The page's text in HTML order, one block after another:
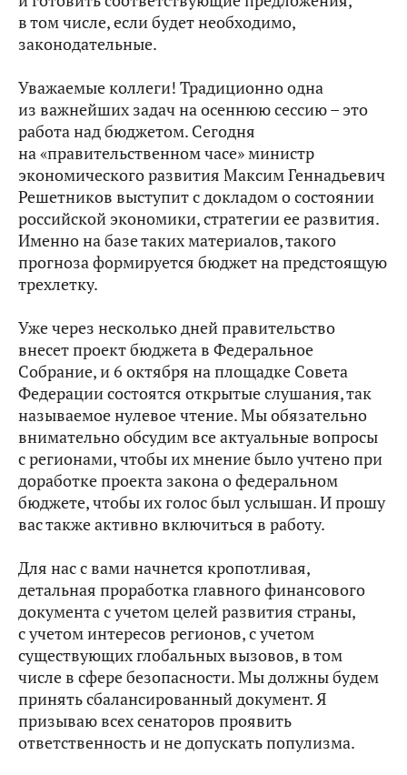
в том числе, если будет необходимо,
законодательные.
Уважаемые коллеги! Традиционно одна
из важнейших задач на осеннюю сессию – это
работа над бюджетом. Сегодня
на «правительственном часе» министр
экономического развития Максим Геннадьевич
Решетников выступит с докладом о состоянии
российской экономики, стратегии ее развития.
Именно на базе таких материалов, такого
прогноза формируется бюджет на предстоящую
трехлетку.
Уже через несколько дней правительство
внесет проект бюджета в Федеральное
Собрание, и 6 октября на площадке Совета
Федерации состоятся открытые слушания, так
называемое нулевое чтение. Мы обязательно
внимательно обсудим все актуальные вопросы
с регионами, чтобы их мнение было учтено при
доработке проекта закона о федеральном
бюджете, чтобы их голос был услышан. И прошу
вас также активно включиться в работу.
Для нас с вами начнется кропотливая,
детальная проработка главного финансового
документа с учетом целей развития страны,
с учетом интересов регионов, с учетом
существующих глобальных вызовов, в том
числе в сфере безопасности. Мы должны будем
принять сбалансированный документ. Я
призываю всех сенаторов проявить
ответственность и не допускать популизма.